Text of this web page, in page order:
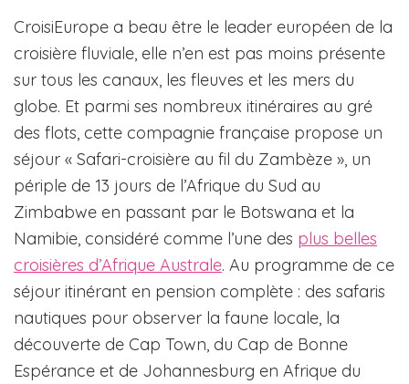
CroisiEurope a beau être le leader européen de la
croisière fluviale, elle n’en est pas moins présente
sur tous les canaux, les fleuves et les mers du
globe. Et parmi ses nombreux itinéraires au gré
des flots, cette compagnie française propose un
séjour « Safari-croisière au fil du Zambèze », un
périple de 13 jours de l’Afrique du Sud au
Zimbabwe en passant par le Botswana et la
Namibie, considéré comme l’une des plus belles
croisières d’Afrique Australe. Au programme de ce
séjour itinérant en pension complète : des safaris
nautiques pour observer la faune locale, la
découverte de Cap Town, du Cap de Bonne
Espérance et de Johannesburg en Afrique du